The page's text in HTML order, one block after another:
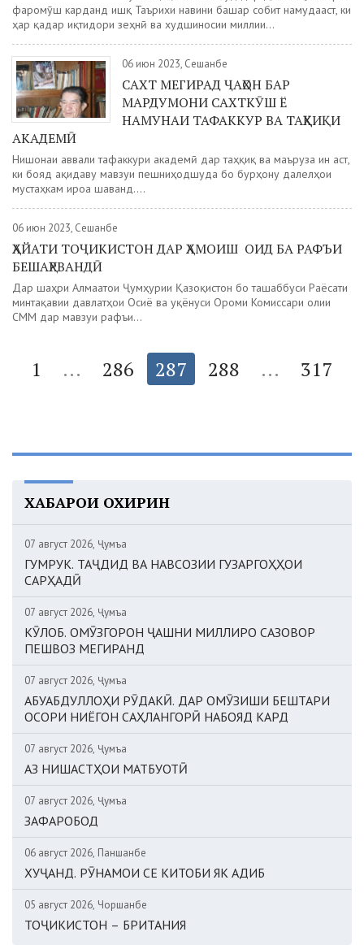
фаромӯш карданд ишқ Таърихи навини башар собит намудааст, ки
ҳар қадар иқтидори зеҳнӣ ва худшиносии миллии...
06 июн 2023, Сешанбе
САХТ МЕГИРАД ҶАҲОН БАР
МАРДУМОНИ САХТКӮШ Ё
НАМУНАИ ТАФАККУР ВА ТАҲҚИҚИ
АКАДЕМӢ
Нишонаи аввали тафаккури академӣ дар таҳқиқ ва маъруза ин аст,
ки бояд ақидаву мавзуи пешниҳодшуда бо бурҳону далелҳои
мустаҳкам ироа шаванд....
06 июн 2023, Сешанбе
ҲАЙАТИ ТОҶИКИСТОН ДАР ҲАМОИШ ОИД БА РАФЪИ
БЕШАҲРВАНДӢ
Дар шаҳри Алмаатои Ҷумҳурии Қазоқистон бо ташаббуси Раёсати
минтақавии давлатҳои Осиё ва уқёнуси Ороми Комиссари олии
СММ дар мавзуи рафъи...
1 ... 286 287 288 ... 317
ХАБАРҲОИ ОХИРИН
07 август 2026, Ҷумъа
ГУМРУК. ТАҶДИД ВА НАВСОЗИИ ГУЗАРГОҲҲОИ
САРҲАДӢ
07 август 2026, Ҷумъа
КӮЛОБ. ОМӮЗГОРОН ҶАШНИ МИЛЛИРО САЗОВОР
ПЕШВОЗ МЕГИРАНД
07 август 2026, Ҷумъа
АБУАБДУЛЛОҲИ РӮДАКӢ. ДАР ОМӮЗИШИ БЕШТАРИ
ОСОРИ НИЁГОН САҲЛАНГОРӢ НАБОЯД КАРД
07 август 2026, Ҷумъа
АЗ НИШАСТҲОИ МАТБУОТӢ
07 август 2026, Ҷумъа
ЗАФАРОБОД
06 август 2026, Панҷшанбе
ХУҶАНД. РӮНАМОИ СЕ КИТОБИ ЯК АДИБ
05 август 2026, Чоршанбе
ТОҶИКИСТОН – БРИТАНИЯ